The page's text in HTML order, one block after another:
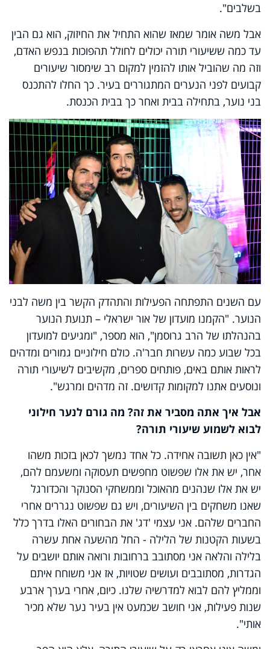
בשלבים".
אבל משה אומר שמאז שהוא התחיל את החיזוק, הוא גם הבין
עד כמה ששיעורי תורה יכולים לחולל תהפוכות בנפש האדם,
וזה מה שהוביל אותו להזמין למקום רב שימסור שיעורים
קבועים לפני הנערים המתגוררים בעיר. כך החלו להתכנס
בני נוער, בתחילה בבית ואחר כך בבית הכנסת.
עם השנים התפתחה הפעילות והתהדק הקשר בין משה לבני
הנוער. "הקמנו מועדון של אור ישראלי – תנועת הנוער
בהנהלתו של הרב גרוסמן", הוא מספר, "ומגיעים למועדון
בכל שבוע כמה עשרות חבר'ה. כולם חילוניים גמורים ומדהים
לראות אותם באים, פותחים ספרים, מקשיבים לשיעורי תורה
ונוסעים אתנו למקומות קדושים. זה מדהים ומרגש".
אבל איך אתה מסביר את זה? מה גורם לנער חילוני
לבוא לשמוע שיעורי תורה?
"אין כאן תשובה אחידה. כל אחד נמשך לכאן בזכות משהו
אחר, יש את אלו שפשוט מחפשים תעסוקה ומשעמם להם,
יש את אלו שנהנים מהאוכל וממשחקי הסנוקר והכדורגל
שאנו משחקים בין השיעורים, ויש גם שפשוט נגררים אחרי
החברים שלהם. אני עצמי 'דג' את הבחורים האלו בדרך כלל
בשעות הקטנות של הלילה - החל מהשעה אחת עשרה
בלילה והלאה אני מסתובב ברחובות ורואה אותם יושבים על
הגדרות, מסתובבים ועושים שטויות, אז אני משוחח איתם
וממליץ להם לבוא למדרשיה שלנו. כיום, אחרי בערך ארבע
שנות פעילות, אני חושב שכמעט אין בעיר נער שלא מכיר
אותי".